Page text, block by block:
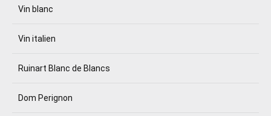
Vin blanc
Vin italien
Ruinart Blanc de Blancs
Dom Perignon